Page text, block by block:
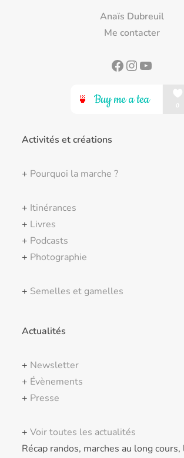
Anaïs Dubreuil
Me contacter
Facebook
Instagram
YouTube
Activités et créations
+ Pourquoi la marche ?
+ Itinérances
+ Livres
+ Podcasts
+ Photographie
+ Semelles et gamelles
Actualités
+ Newsletter
+ Évènements
+ Presse
+Voir toutes les actualités
Récap randos, marches au long